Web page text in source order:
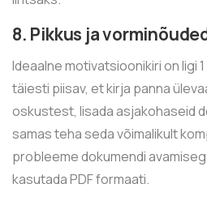
8. Pikkus ja
Ideaalne motivatsioonikiri on ligi
täiesti piisav, et kirja panna
oskustest, lisada asjakohaseid
samas teha seda võimalikult
probleeme dokumendi
kasutada PDF formaati.